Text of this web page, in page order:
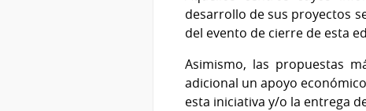
desarrollo de sus proyectos
del evento de cierre de esta
Asimismo, las propuestas
adicional un apoyo
esta iniciativa y/o la entrega